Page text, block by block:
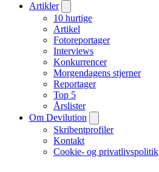
Artikler
10 hurtige
Artikel
Fotoreportager
Interviews
Konkurrencer
Morgendagens stjerner
Reportager
Top 5
Årslister
Om Devilution
Skribentprofiler
Kontakt
Cookie- og privatlivspolitik